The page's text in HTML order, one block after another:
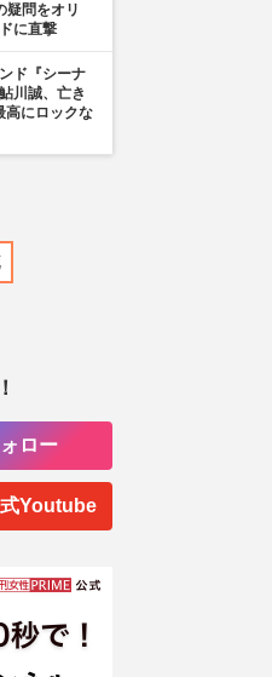
疑問をオリ
に直撃
ド『シーナ
川誠、亡き
高にロックな
ロー
Youtube